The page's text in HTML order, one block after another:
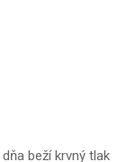
beží krvný tlak